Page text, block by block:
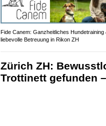
Fide Canem: Ganzheitliches Hundetraining
liebevolle Betreuung in Rikon ZH
Zürich ZH:
Trottinett gefunden